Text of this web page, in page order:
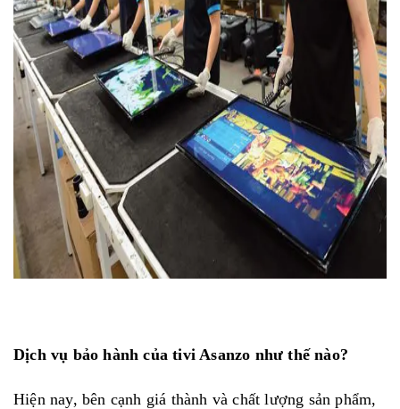
Dịch vụ bảo hành của tivi Asanzo như thế nào?
Hiện nay, bên cạnh giá thành và chất lượng sản phẩm,